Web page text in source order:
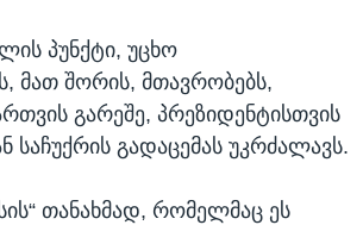
პუნქტი, უცხო
მათ შორის, მთავრობებს,
გარეშე, პრეზიდენტისთვის
საჩუქრის გადაცემას უკრძალავს.
თანახმად, რომელმაც ეს